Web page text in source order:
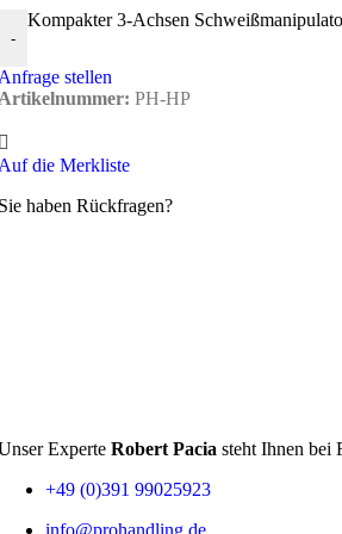
Magnettraversen
Schienentraversen
-
Kompakter 3-Achsen
stellen
PH-HP
die Merkliste
haben Rückfragen?
Experte Robert Pacia steht Ihnen bei
+49 (0)391 99025923